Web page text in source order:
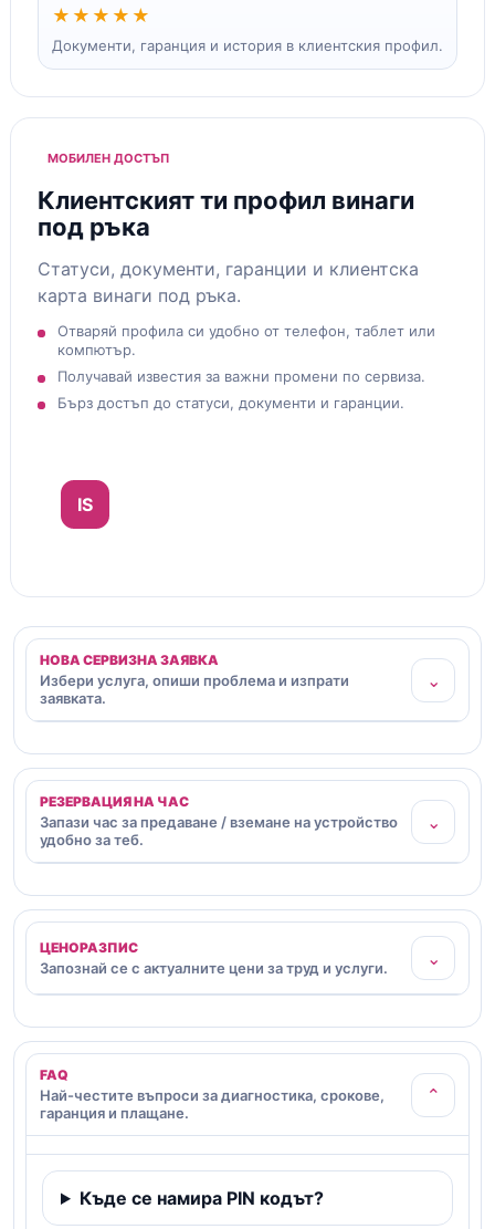
★★★★★
Документи, гаранция и история в клиентския профил.
МОБИЛЕН ДОСТЪП
Клиентският ти профил винаги
под ръка
Статуси, документи, гаранции и клиентска
карта винаги под ръка.
Отваряй профила си удобно от телефон, таблет или
компютър.
Получавай известия за важни промени по сервиза.
Бърз достъп до статуси, документи и гаранции.
IS
НОВА СЕРВИЗНА ЗАЯВКА
Избери услуга, опиши проблема и изпрати
заявката.
⌄
РЕЗЕРВАЦИЯ НА ЧАС
Запази час за предаване / вземане на устройство
удобно за теб.
⌄
ЦЕНОРАЗПИС
Запознай се с актуалните цени за труд и услуги. ⌄
FAQ
Най-честите въпроси за диагностика, срокове,
гаранция и плащане.
⌄
Къде се намира PIN кодът?